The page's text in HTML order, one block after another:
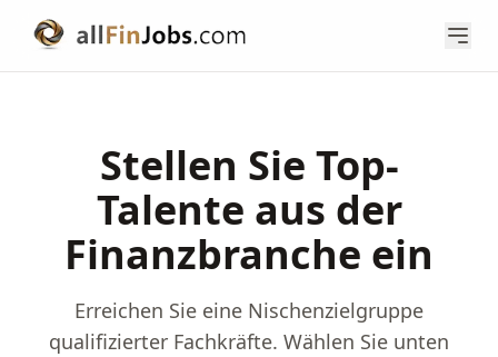
Stellen Sie Top-
Talente aus der
Finanzbranche ein
Erreichen Sie eine Nischenzielgruppe
qualifizierter Fachkräfte. Wählen Sie unten